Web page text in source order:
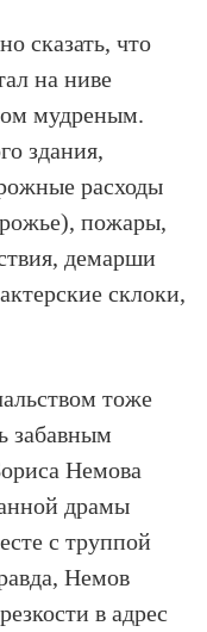
сказать, что
на ниве
мудреным.
здания,
расходы
пожары,
демарши
склоки,
тоже
забавным
Немова
драмы
с труппой
Немов
в адрес